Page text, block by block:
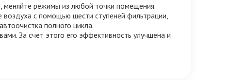
меняйте режимы из любой точки помещения.
с помощью шести ступеней фильтрации,
полного цикла.
За счет этого его эффективность улучшена и